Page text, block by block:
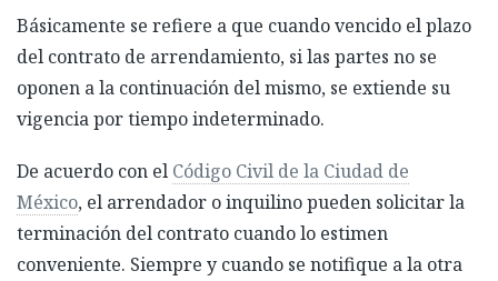
Básicamente se refiere a que cuando vencido el plazo
del contrato de arrendamiento, si las partes no se
oponen a la continuación del mismo, se extiende su
vigencia por tiempo indeterminado.
De acuerdo con el Código Civil de la Ciudad de
México, el arrendador o inquilino pueden solicitar la
terminación del contrato cuando lo estimen
conveniente. Siempre y cuando se notifique a la otra